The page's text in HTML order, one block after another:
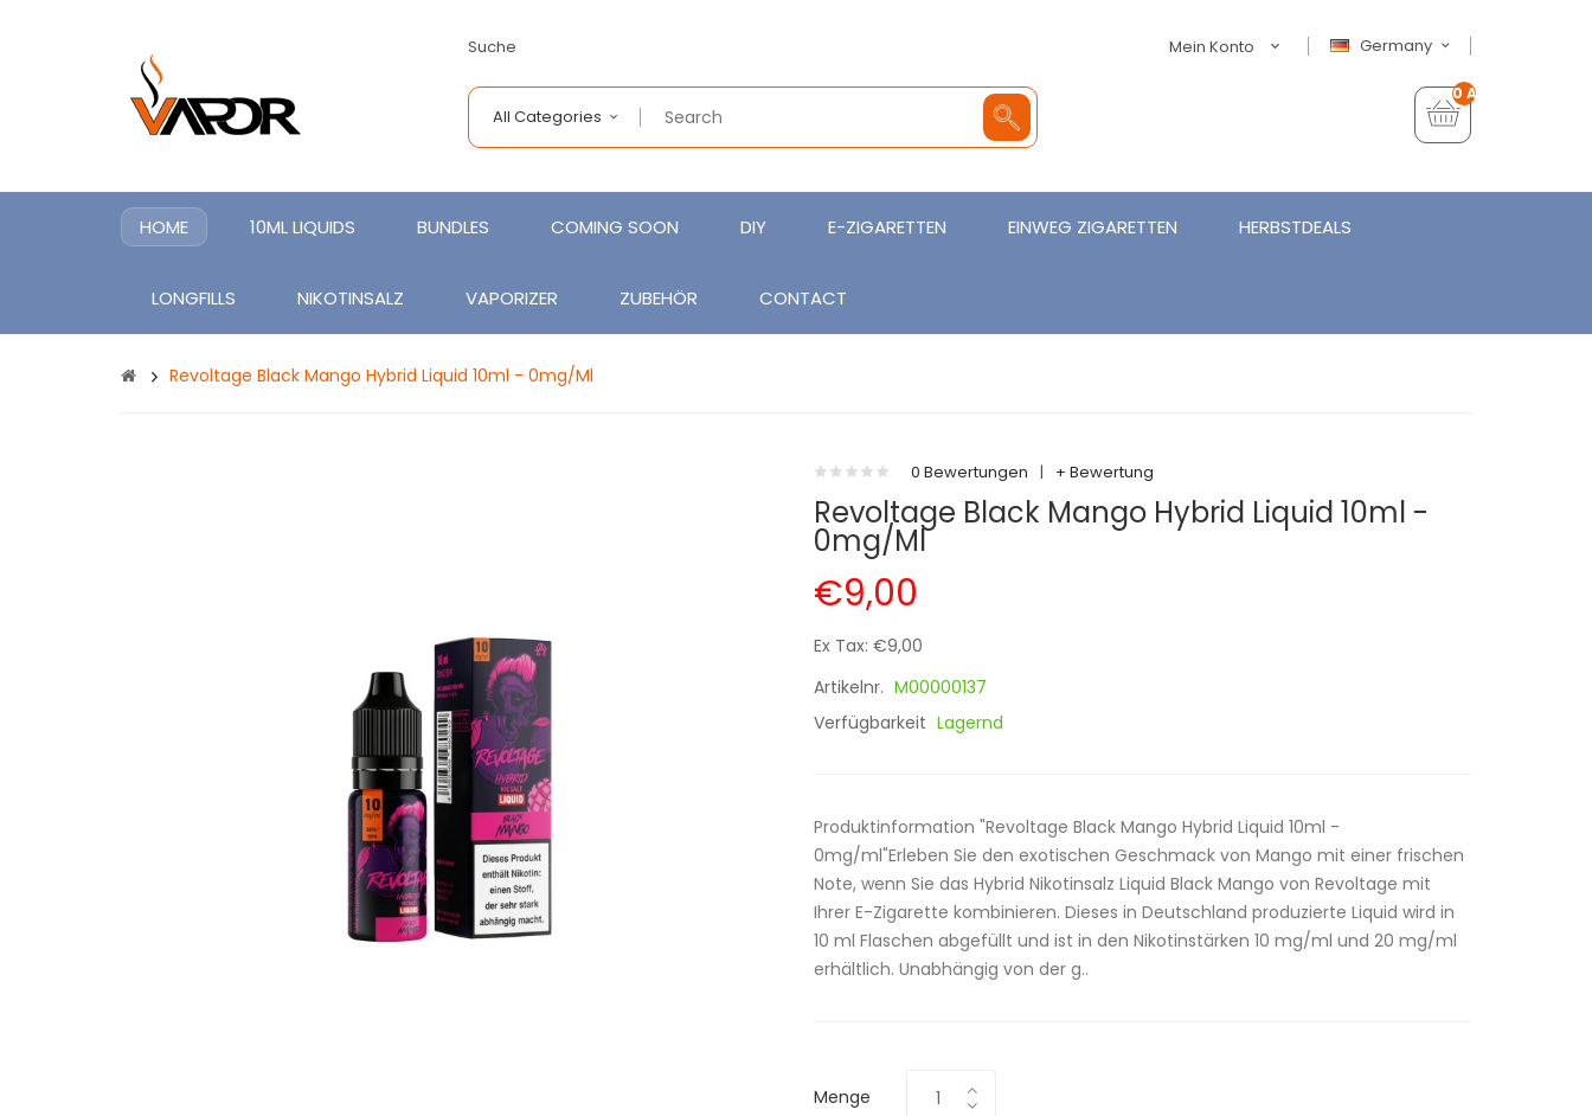
Suche Germany
Mein Konto
All Categories
0 Artikel - €0,00
HOME 10ML LIQUIDS BUNDLES COMING SOON DIY E-ZIGARETTEN EINWEG ZIGARETTEN HERBSTDEALS
LONGFILLS NIKOTINSALZ VAPORIZER ZUBEHÖR CONTACT
Revoltage Black Mango Hybrid Liquid 10ml - 0mg/ml
0 Bewertungen | + Bewertung
Revoltage Black Mango Hybrid Liquid 10ml -
0mg/ml
€9,00
Ex Tax: €9,00
Artikelnr. M00000137
Verfügbarkeit Lagernd
Produktinformation "Revoltage Black Mango Hybrid Liquid 10ml -
0mg/ml"Erleben Sie den exotischen Geschmack von Mango mit einer frischen
Note, wenn Sie das Hybrid Nikotinsalz Liquid Black Mango von Revoltage mit
Ihrer E-Zigarette kombinieren. Dieses in Deutschland produzierte Liquid wird in
10 ml Flaschen abgefüllt und ist in den Nikotinstärken 10 mg/ml und 20 mg/ml
erhältlich. Unabhängig von der g..
Menge